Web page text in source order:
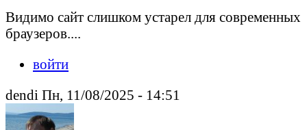
Видимо сайт слишком устарел для современных
браузеров....
войти
dendi Пн, 11/08/2025 - 14:51